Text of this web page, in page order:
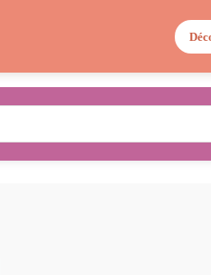
PLANTES